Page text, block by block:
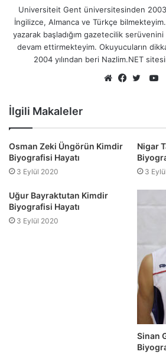
Universiteit Gent üniversitesinden 2003
İngilizce, Almanca ve Türkçe
yazarak başladığım gazetecilik
devam ettirmekteyim. Okuyucuların
2004 yılından beri Nazlim.NET
İlgili Makaleler
Osman Zeki Üngörün Kimdir
Biyografisi Hayatı
3 Eylül 2020
Nigar
3
Uğur Bayraktutan Kimdir
Biyografisi Hayatı
3 Eylül 2020
Sinan